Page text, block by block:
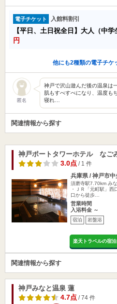
電子チケット 入館料割引
【平日、土日祝全日】大人（中学
円
他にも2種類の電子チケ
匿名
神戸で沢山遊んだ後の温泉は
肌もすべすべになり、温度も
寝れ…
関連情報から探す
神戸ポートタワーホテル なご
3.0点/ 1 件
兵庫県 / 神戸市
須磨寺駅7.70km み
・ＪＲ「元町駅」
口から徒歩…
営業時間
入浴料金 ～
宿泊 岩盤浴
楽天トラベルの宿
関連情報から探す
神戸みなと温泉 蓮
4.7点/ 74 件